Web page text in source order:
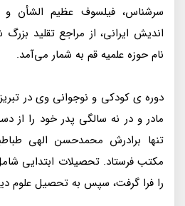
سرشناس، فیلسوف عظیم الشأن و
اندیش ایرانی، از مراجع تقلید
نام حوزه علمیه قم به شمار می‌آمد.
دوره ی کودکی و نوجوانی وی در
مادر و در نه سالگی پدر خود را
تنها برادرش محمدحسن الهی
مکتب فرستاد. تحصیلات ابتدایی
را فرا گرفت، سپس به تحصیل علوم